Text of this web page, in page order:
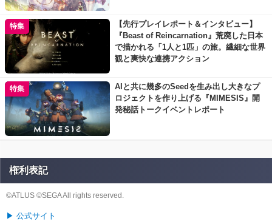
特集
【先行プレイレポート＆インタビュー】
『Beast of Reincarnation』荒廃した日本
で描かれる「1人と1匹」の旅。繊細な世界
観と爽快な連携アクション
特集
AIと共に幾多のSeedを生み出し大きなプ
ロジェクトを作り上げる『MIMESIS』開
発秘話トークイベントレポート
権利表記
©ATLUS ©SEGA All rights reserved.
▶ 公式サイト